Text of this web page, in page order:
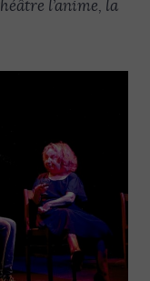
l’anime, la